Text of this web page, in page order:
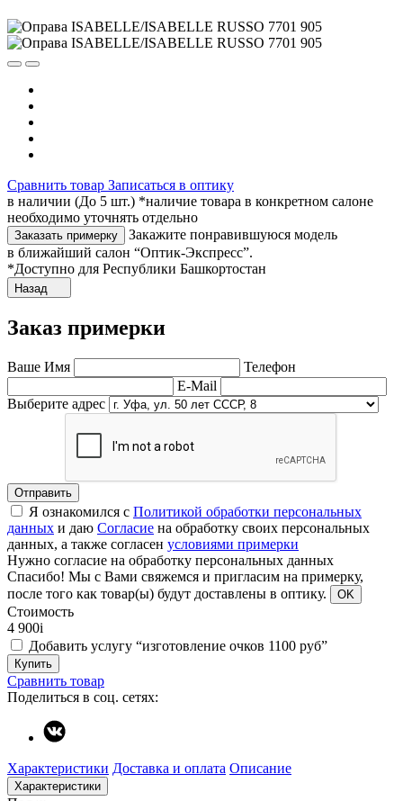
Сравнить товар Записаться в оптику
в наличии (До 5 шт.) *наличие товара в конкретном салоне
необходимо уточнять отдельно
Заказать примерку
Закажите понравившуюся модель
в ближайший салон “Оптик-Экспресс”.
*Доступно для Республики Башкортостан
Назад
Заказ примерки
Ваше Имя
Телефон
E-Mail
Выберите адрес
Отправить
Я ознакомился с Политикой обработки персональных
данных и даю Согласие на обработку своих персональных
данных, а также согласен условиями примерки
Нужно согласие на обработку персональных данных
Спасибо! Мы с Вами свяжемся и пригласим на примерку,
после того как товар(ы) будут доставлены в оптику.
OK
Стоимость
4 900i
Добавить услугу “изготовление очков 1100 руб”
Купить
Сравнить товар
Поделиться в соц. сетях:
Характеристики Доставка и оплата Описание
Характеристики